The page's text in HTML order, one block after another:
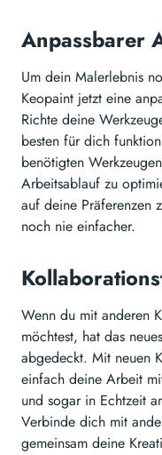
Anpassbarer
Um dein Malerlebnis
Keopaint jetzt eine
Richte deine
besten für dich
benötigten
Arbeitsablauf zu
auf deine Präferenzen
noch nie einfacher.
Wenn du mit anderen
möchtest, hat das
abgedeckt. Mit neuen
einfach deine Arbeit
und sogar in Echtzeit
Verbinde dich mit
gemeinsam deine